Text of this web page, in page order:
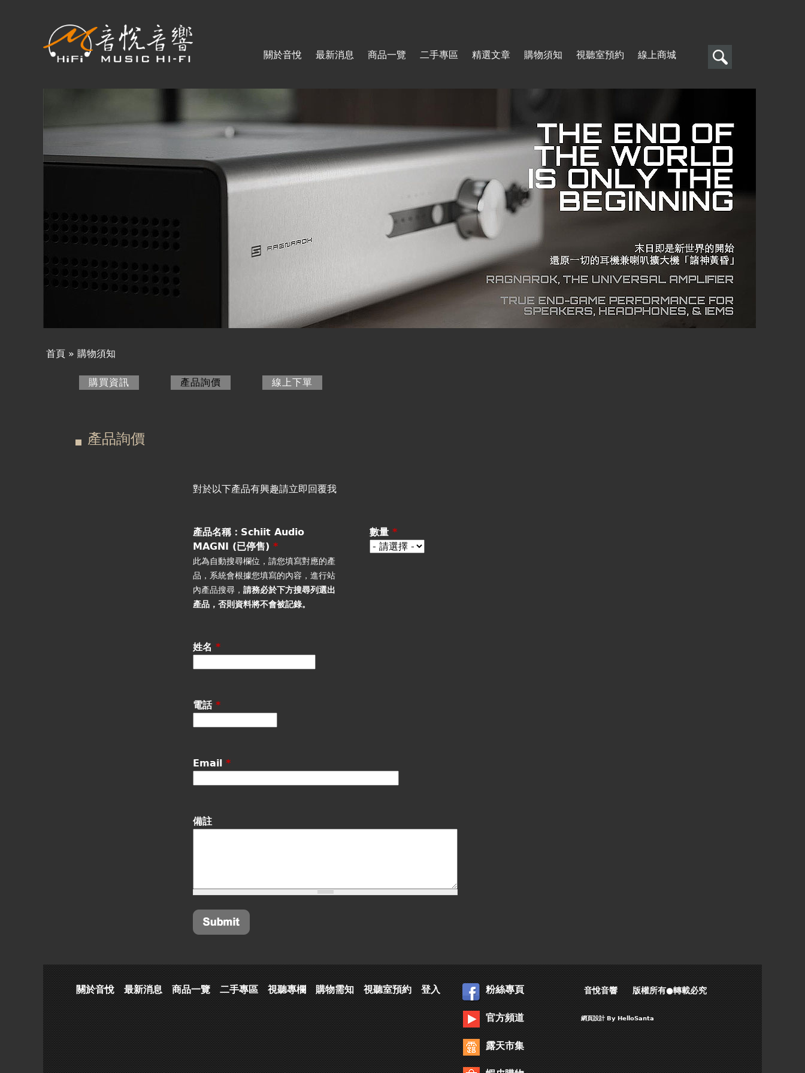
關於音悅 最新消息 商品一覽 二手專區 精選文章 購物須知 視聽室預約 線上商城
搜
表
單
搜
尋
商品一覽
二手專區
產品詢價
視聽室預約
首頁 » 購物須知
購買資訊 產品詢價 (作用中頁籤)線上下單
產品詢價
對於以下產品有興趣請立即回覆我
產品名稱：Schiit Audio
MAGNI (已停售)*
此為自動搜尋欄位，請您填寫對應的產
品，系統會根據您填寫的內容，進行站
內產品搜尋，請務必於下方搜尋列選出
產品 ，否則資料將不會被記錄。
數量 *
姓名*
電話*
Email*
備註
關於音悅 最新消息 商品一覽 二手專區 視聽專欄 購物需知 視聽室預約 登入 粉絲專頁
官方頻道
露天市集
音悅音響 版權所有●轉載必究
網頁設計By HelloSanta